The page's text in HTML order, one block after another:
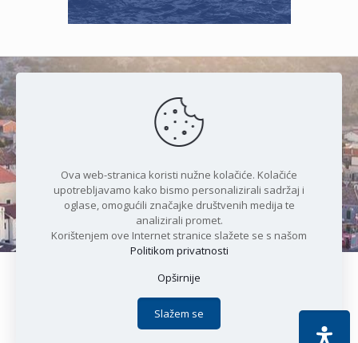
Čudesan spoj kristalnog mora i
prirode
Copyright © 2021 Općina Karlobag | Sva prava pridržana |
Politika privatnosti
Apoc IT
Ova web-stranica koristi nužne kolačiće. Kolačiće
upotrebljavamo kako bismo personalizirali sadržaj i
oglase, omogućili značajke društvenih medija te
analizirali promet.
Korištenjem ove Internet stranice slažete se s našom
Politikom privatnosti
Opširnije
Slažem se